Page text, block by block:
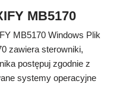
MB5170
MB5170 Windows Plik
zawiera sterowniki,
postępuj zgodnie z
systemy operacyjne